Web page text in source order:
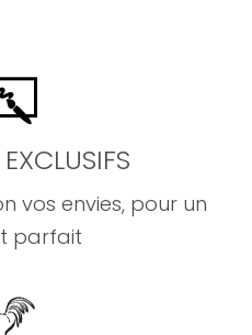
vos envies, pour un
parfait